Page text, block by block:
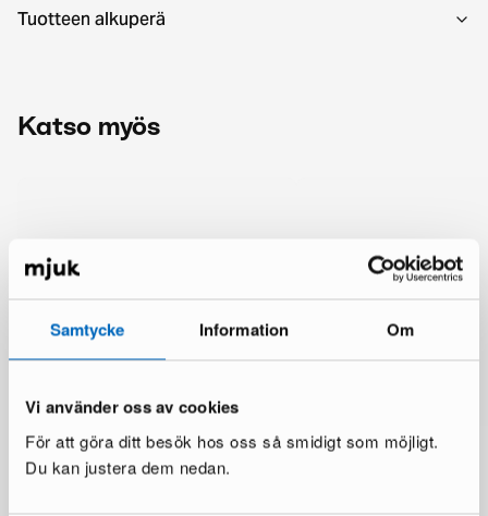
Samtycke Information Om
Vi använder oss av cookies
För att göra ditt besök hos oss så smidigt som möjligt.
Du kan justera dem nedan.
Tuotteen alkuperä
Katso myös